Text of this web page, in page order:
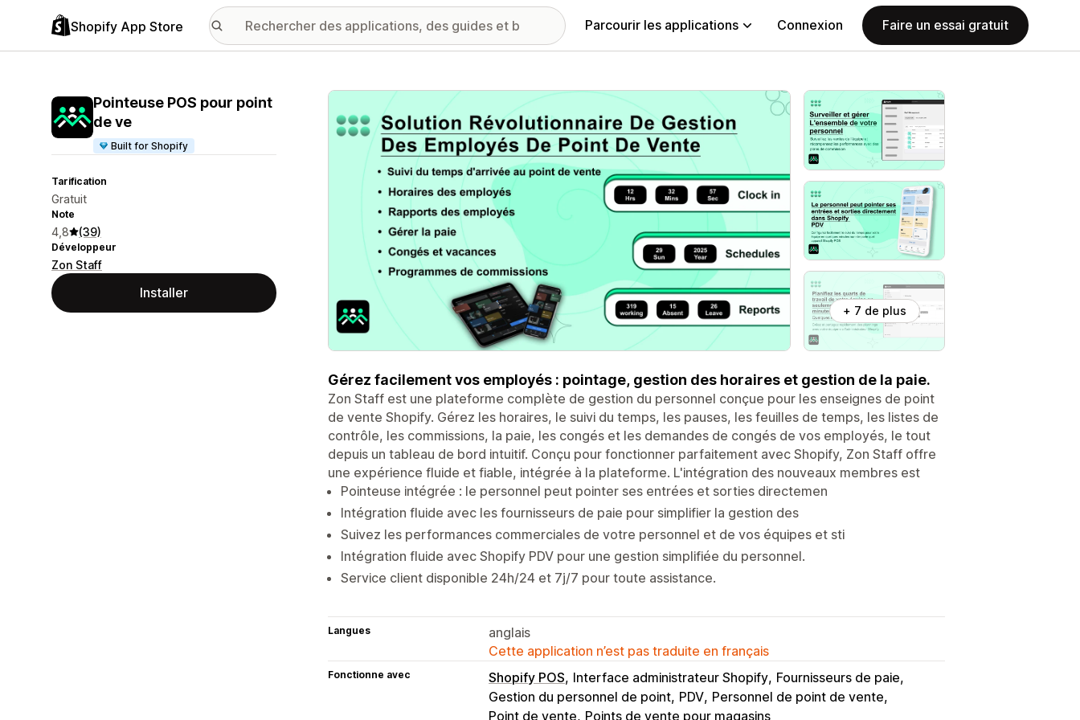
Shopify App Store Parcourir les applications Connexion Faire un essai gratuit
Pointeuse POS pour point
de ve
Built for Shopify
Tarification
Gratuit
Note
4,8 (39)
Développeur
Zon Staff
Installer
Galerie d’images vedette
+ 7 de plus
Gérez facilement vos employés : pointage, gestion des horaires et gestion de la paie.
Zon Staff est une plateforme complète de gestion du personnel conçue pour les enseignes de point
de vente Shopify. Gérez les horaires, le suivi du temps, les pauses, les feuilles de temps, les listes de
contrôle, les commissions, la paie, les congés et les demandes de congés de vos employés, le tout
depuis un tableau de bord intuitif. Conçu pour fonctionner parfaitement avec Shopify, Zon Staff offre
une expérience fluide et fiable, intégrée à la plateforme. L'intégration des nouveaux membres est
Pointeuse intégrée : le personnel peut pointer ses entrées et sorties directemen
Intégration fluide avec les fournisseurs de paie pour simplifier la gestion des
Suivez les performances commerciales de votre personnel et de vos équipes et sti
Intégration fluide avec Shopify PDV pour une gestion simplifiée du personnel.
Service client disponible 24h/24 et 7j/7 pour toute assistance.
Langues
anglais
Cette application n’est pas traduite en français
Fonctionne avec Shopify POS Interface administrateur Shopify Fournisseurs de paie
Gestion du personnel de point PDV Personnel de point de vente
Point de vente Points de vente pour magasins